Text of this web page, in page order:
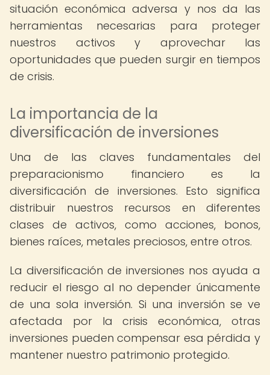
situación económica adversa y nos da las
herramientas necesarias para proteger
nuestros activos y aprovechar las
oportunidades que pueden surgir en tiempos
de crisis.
La importancia de la
diversificación de inversiones
Una de las claves fundamentales del
preparacionismo financiero es la
diversificación de inversiones. Esto significa
distribuir nuestros recursos en diferentes
clases de activos, como acciones, bonos,
bienes raíces, metales preciosos, entre otros.
La diversificación de inversiones nos ayuda a
reducir el riesgo al no depender únicamente
de una sola inversión. Si una inversión se ve
afectada por la crisis económica, otras
inversiones pueden compensar esa pérdida y
mantener nuestro patrimonio protegido.